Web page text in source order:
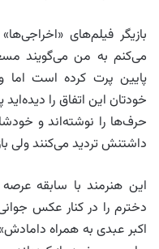
بازیگر فیلم‌های
می‌کنم به من می‌گویند
پایین پرت کرده است
خودتان این اتفاق را
حرف‌ها را نوشته‌اند و
داشتنش تردید می‌کنند ولی
این هنرمند با سابقه
دخترم را در کنار عکس
اکبر عبدی به همراه